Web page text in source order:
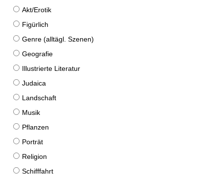
Akt/Erotik
Figürlich
Genre (alltägl. Szenen)
Geografie
Illustrierte Literatur
Judaica
Landschaft
Musik
Pflanzen
Porträt
Religion
Schifffahrt